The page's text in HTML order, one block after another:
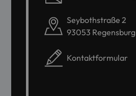
Seybothstraße 2
93053 Regensburg
Kontaktformular